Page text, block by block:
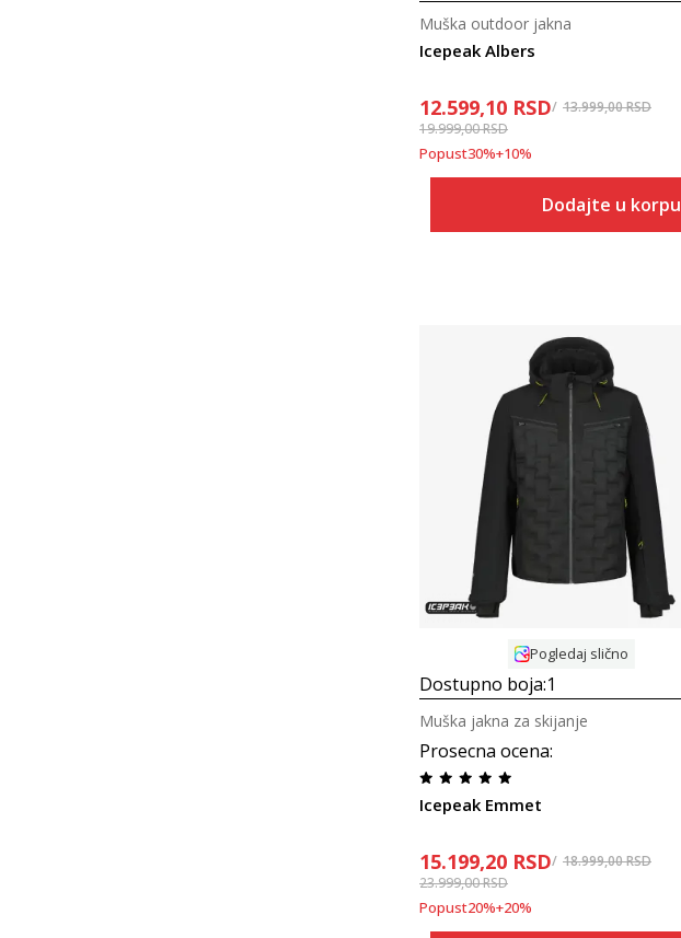
Icepeak Albers
Muška outdoor jakna
12.599,10 RSD 13.999,00RSD
19.999,00RSD
Popust30%+10%
Dodajte u korpu
Pogledaj slično
Dostupno boja:1
Prosecna ocena:
Icepeak Emmet
Muška jakna za skijanje
15.199,20 RSD 18.999,00RSD
23.999,00RSD
Popust20%+20%